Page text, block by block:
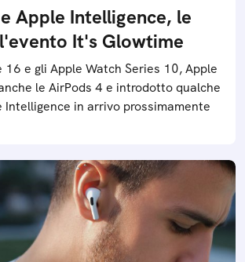
Apple Intelligence, le
It's Glowtime
16 e gli Apple Watch Series 10, Apple
le AirPods 4 e introdotto qualche
Intelligence in arrivo prossimamente